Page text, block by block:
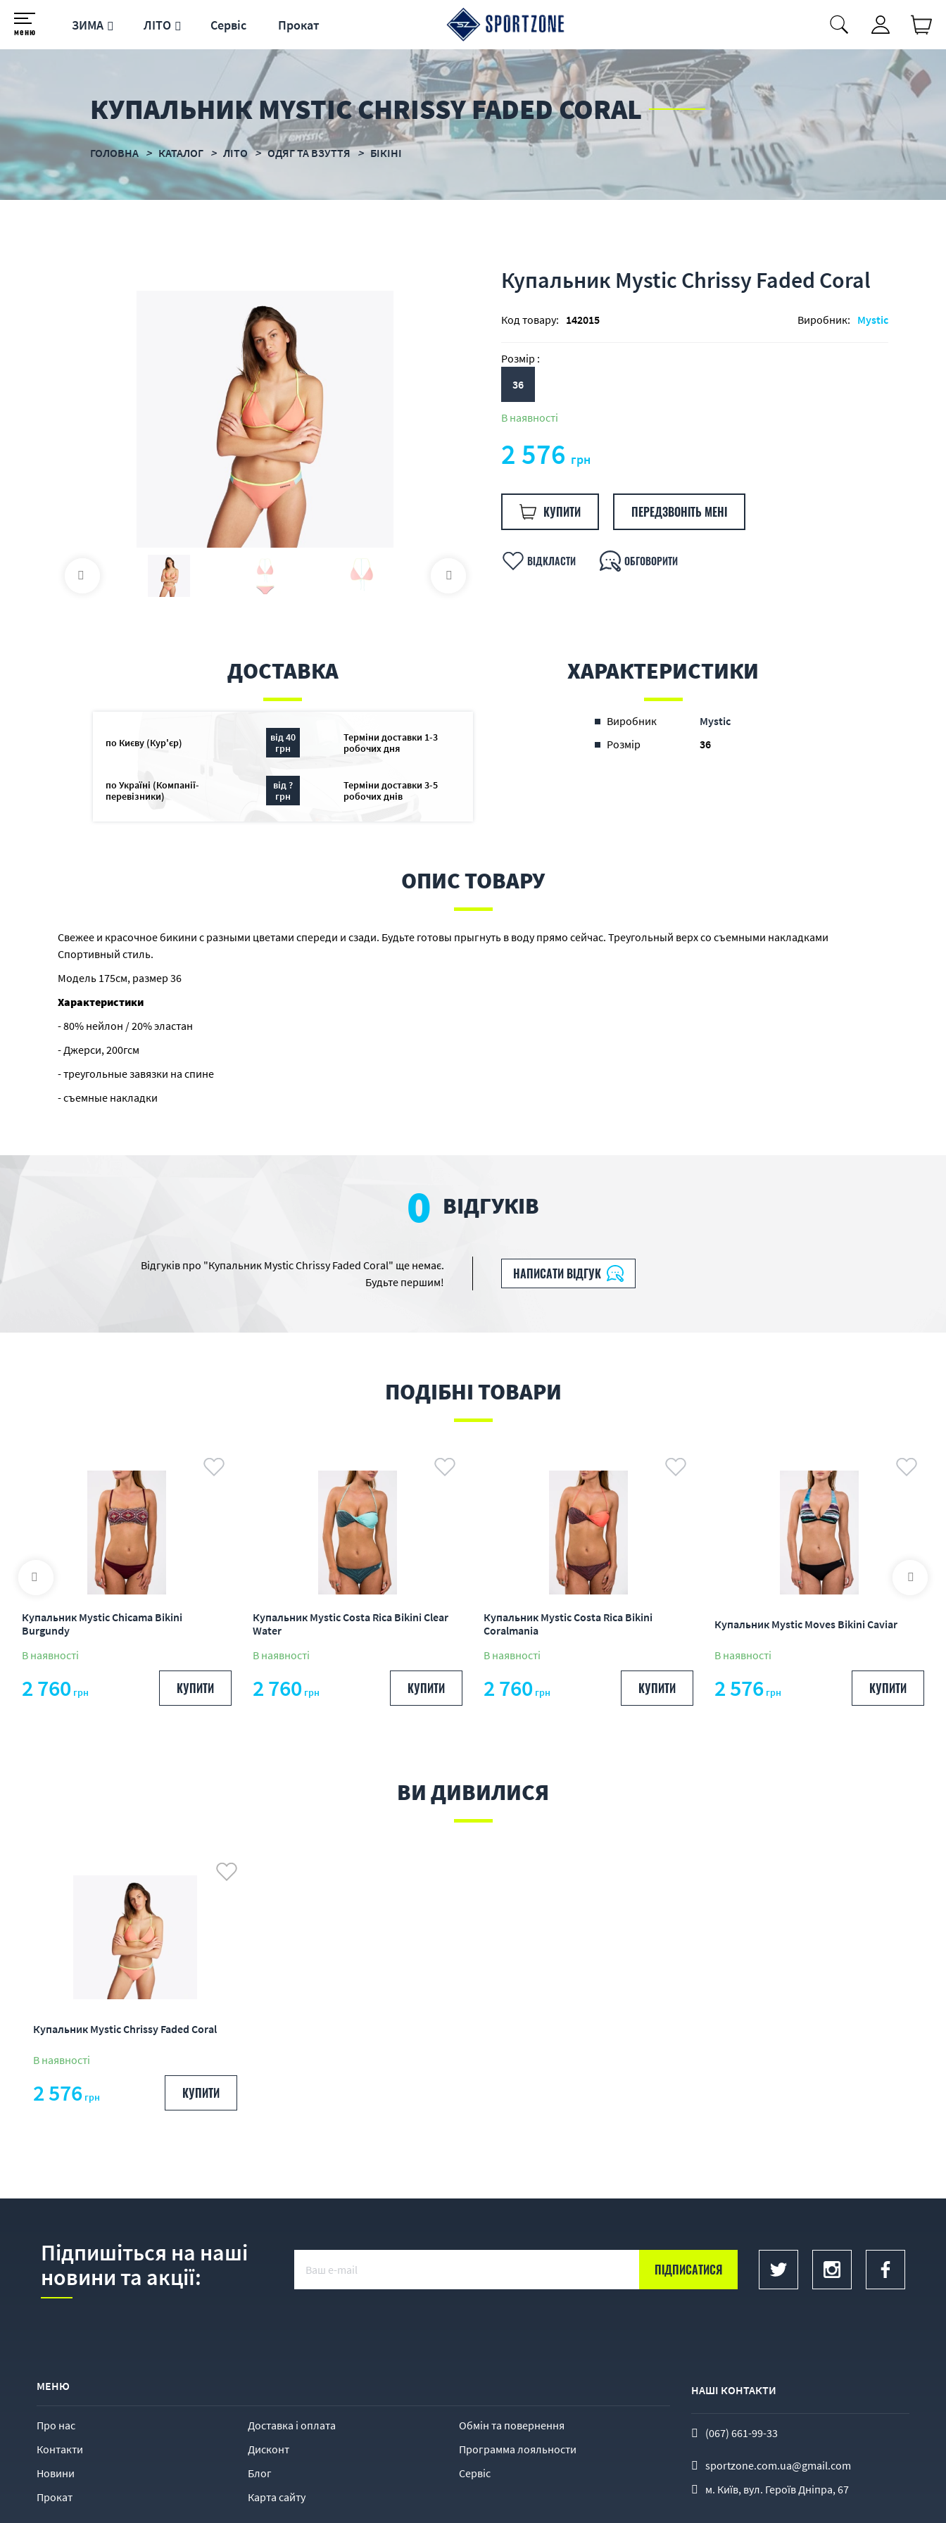
меню ЗИМА ЛІТО Сервіс Прокат
КУПАЛЬНИК MYSTIC CHRISSY FADED CORAL
ГОЛОВНА КАТАЛОГ ЛІТО ОДЯГ ТА ВЗУТТЯ БІКІНІ
Купальник Mystic Chrissy Faded Coral
Код товару: 142015 Виробник: Mystic
Розмір :
36
В наявності
2 576 грн
КУПИТИ ПЕРЕДЗВОНІТЬ МЕНІ
ВІДКЛАСТИ ОБГОВОРИТИ
ДОСТАВКА
по Києву (Кур'єр)
від 40
грн
Терміни доставки 1-3
робочих дня
по Україні (Компанії-
перевізники)
від ?
грн
Терміни доставки 3-5
робочих днів
ХАРАКТЕРИСТИКИ
Виробник
Mystic
Розмір
36
ОПИС ТОВАРУ
Свежее и красочное бикини с разными цветами спереди и сзади. Будьте готовы прыгнуть в воду прямо сейчас. Треугольный верх со съемными накладками
Спортивный стиль.
Модель 175см, размер 36
Характеристики
- 80% нейлон / 20% эластан
- Джерси, 200гсм
- треугольные завязки на спине
- съемные накладки
0 ВІДГУКІВ
Відгуків про "Купальник Mystic Chrissy Faded Coral" ще немає.
Будьте першим!
НАПИСАТИ ВІДГУК
ПОДІБНІ ТОВАРИ
Купальник Mystic Chicama Bikini
Burgundy
В наявності
2 760 грн КУПИТИ
Купальник Mystic Costa Rica Bikini Clear
Water
В наявності
2 760 грн КУПИТИ
Купальник Mystic Costa Rica Bikini
Coralmania
В наявності
2 760 грн КУПИТИ
Купальник Mystic Moves Bikini Caviar
В наявності
2 576 грн КУПИТИ
ВИ ДИВИЛИСЯ
Купальник Mystic Chrissy Faded Coral
В наявності
2 576 грн КУПИТИ
Підпишіться на наші
новини та акції:
МЕНЮ
Про нас Доставка і оплата
Обмін та повернення
Контакти
Дисконт
Программа лояльности
Новини
Блог
Сервіс
Прокат
Карта сайту
НАШІ КОНТАКТИ
(067) 661-99-33
sportzone.com.ua@gmail.com
м. Київ, вул. Героїв Дніпра, 67